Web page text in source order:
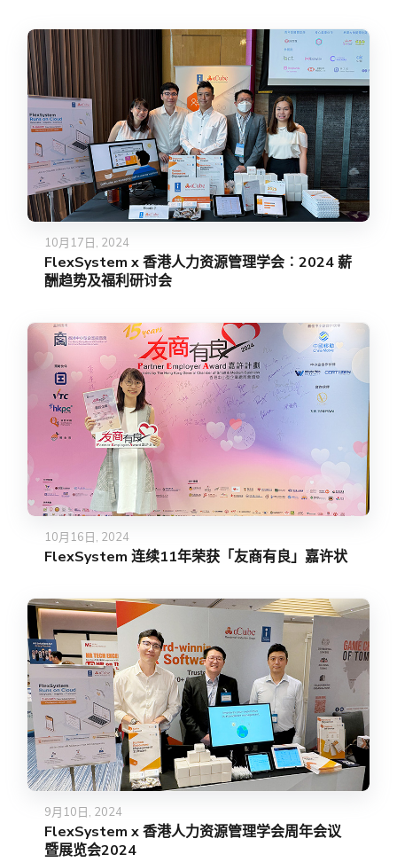
10月17日, 2024
FlexSystem x 香港人力资源管理学会︰2024 薪
酬趋势及福利研讨会
10月16日, 2024
FlexSystem 连续11年荣获「友商有良」嘉许状
9月10日, 2024
FlexSystem x 香港人力资源管理学会周年会议
暨展览会2024